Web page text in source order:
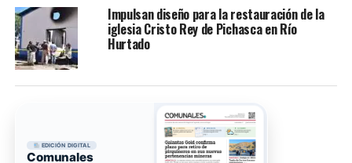
Impulsan diseño para la restauración de la
iglesia Cristo Rey de Pichasca en Río
Hurtado
EDICIÓN DIGITAL
Comunales